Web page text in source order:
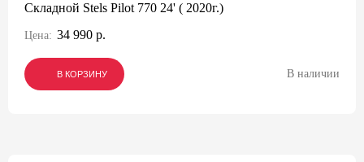
Складной Stels Pilot 770 24' ( 2020г.)
Цена: 34 990 р.
В КОРЗИНУ
В КОРЗИНУ
В КОРЗИНУ В наличии